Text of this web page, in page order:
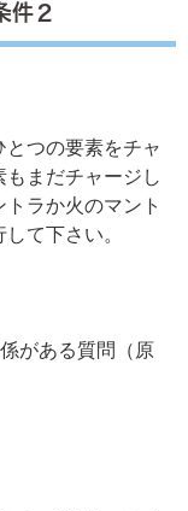
件２
つの要素をチャ
まだチャージし
ラか火のマント
て下さい。
がある質問（原